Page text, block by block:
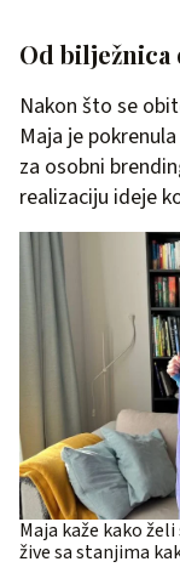
Od
Nakon što se
Maja je
za osobni
realizaciju ideje
Maja kaže kako
žive sa stanjima